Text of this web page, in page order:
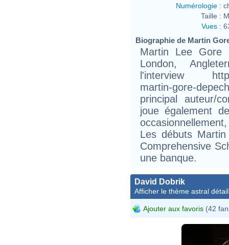
Numérologie :
Taille :
Vues :
Biographie de Martin
Martin Lee Gore
London,
l'interview http://
martin-gore-
principal auteur/
joue également
Les débuts
Comprehensive
une banque.
David Dobrik
Afficher le thème astral
Ajouter aux favoris (42